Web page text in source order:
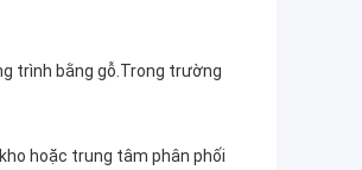
trình bằng gỗ.Trong trường
hoặc trung tâm phân phối